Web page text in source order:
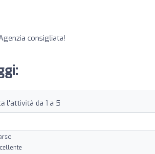
consigliata!
l'attività da 1 a 5